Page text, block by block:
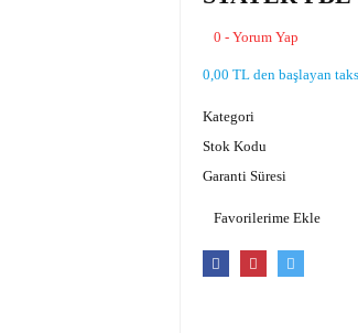
0 - Yorum Yap
0,00 TL den başlayan
Kategori
Stok Kodu
Garanti Süresi